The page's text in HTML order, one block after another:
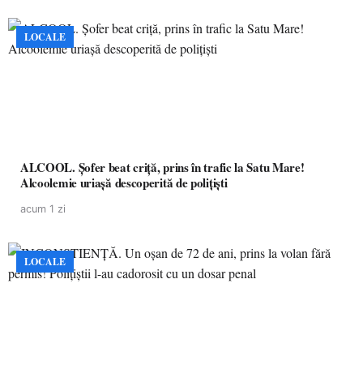
LOCALE
ALCOOL. Șofer beat criță, prins în trafic la Satu Mare!
Alcoolemie uriașă descoperită de polițiști
acum 1 zi
LOCALE